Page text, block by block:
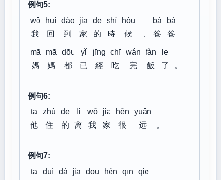
例句5:
wǒ
我
huí
回
dào
到
jiā
家
de
的
shí
時
hòu
候
，
bà
爸
bà
爸
mā
媽
mā
媽
dōu
都
yǐ
已
jīng
經
chī
吃
wán
完
fàn
飯
le
了
。
例句6:
tā
他
zhù
住
de
的
lí
离
wǒ
我
jiā
家
hěn
很
yuǎn
远
。
例句7:
tā
duì dà
jiā
dōu
hěn
qīn
qiē